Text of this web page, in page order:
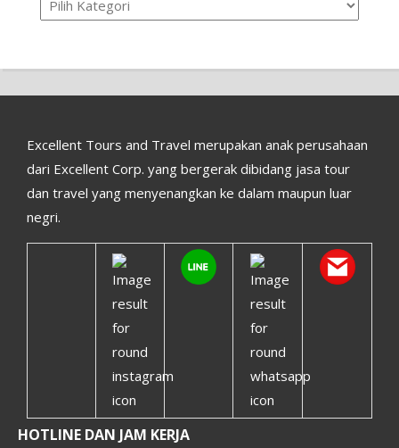
Excellent Tours and Travel merupakan anak perusahaan
dari Excellent Corp. yang bergerak dibidang jasa tour
dan travel yang menyenangkan ke dalam maupun luar
negri.
HOTLINE DAN JAM KERJA